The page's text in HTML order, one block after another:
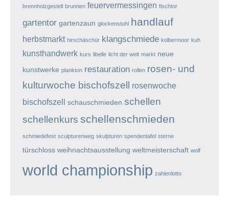
brennholzgestell brunnen feuervermessingen fischtor
gartentor gartenzaun glockenstuhl handlauf
herbstmarkt hirschäschür klangschmiede kolbermoor kuh
kunsthandwerk kurs libelle licht der welt markt neue
kunstwerke plankton restauration rollen rosen- und
kulturwoche bischofszell
rosenwoche
bischofszell
schauschmieden schellen
schellenkurs schellenschmieden
schmiedefest sculpturenweg skulpturen spendentafel sterne
türschloss weihnachtsausstellung weltmeisterschaft wolf
world championship zahlenlotto